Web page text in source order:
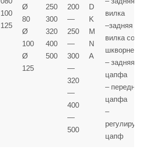
100
125
Ø
80
Ø
100
Ø
125
250
300
320
400
500
200
—
250
—
300
—
320
—
400
—
500
D
K
M
N
A
вилка
–задняя
вилка со
шкворнем
– задняя
цапфа
–
цапфа
–
цапф